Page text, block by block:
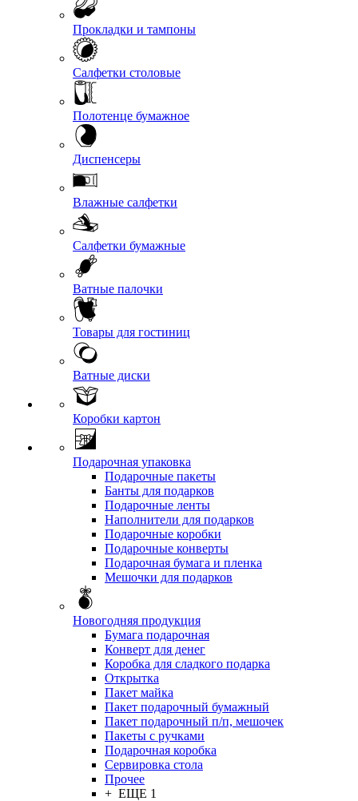
Прокладки и тампоны
Салфетки столовые
Полотенце бумажное
Диспенсеры
Влажные салфетки
Салфетки бумажные
Ватные палочки
Товары для гостиниц
Ватные диски
Коробки картон
Подарочная упаковка
Подарочные пакеты
Банты для подарков
Подарочные ленты
Наполнители для подарков
Подарочные коробки
Подарочные конверты
Подарочная бумага и пленка
Мешочки для подарков
Новогодняя продукция
Бумага подарочная
Конверт для денег
Коробка для сладкого подарка
Открытка
Пакет майка
Пакет подарочный бумажный
Пакет подарочный п/п, мешочек
Пакеты с ручками
Подарочная коробка
Сервировка стола
Прочее
+ ЕЩЕ 1